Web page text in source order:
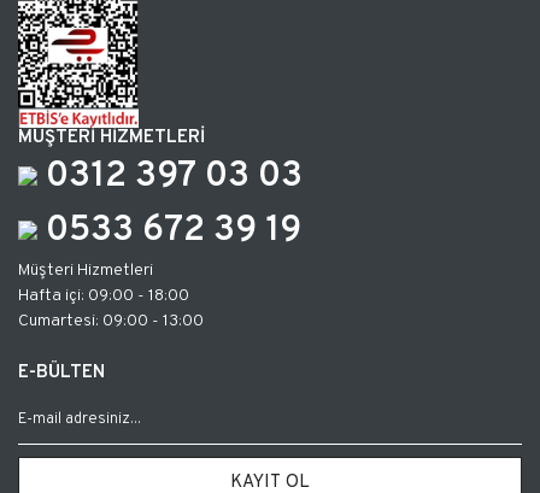
MÜŞTERİ HİZMETLERİ
0312 397 03 03
0533 672 39 19
Müşteri Hizmetleri
Hafta içi: 09:00 - 18:00
Cumartesi: 09:00 - 13:00
E-BÜLTEN
KAYIT OL